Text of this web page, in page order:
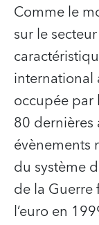
Comme le
sur le
international
occupée par
80 dernières
évènements
du système
de la
l’euro en